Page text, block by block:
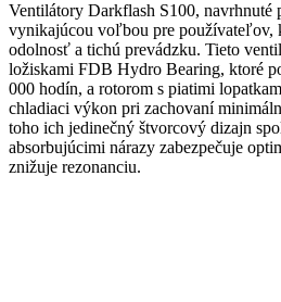
Ventilátory Darkflash S100, navrhnuté
vynikajúcou voľbou pre používateľov,
odolnosť a tichú prevádzku. Tieto
ložiskami FDB Hydro Bearing, ktoré
000 hodín, a rotorom s piatimi
chladiaci výkon pri zachovaní
toho ich jedinečný štvorcový dizajn
absorbujúcimi nárazy zabezpečuje
znižuje rezonanciu.